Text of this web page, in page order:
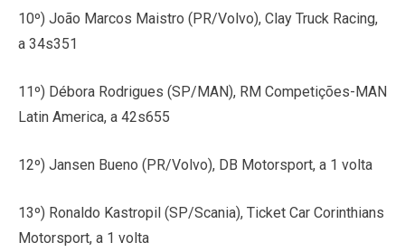
10º) João Marcos Maistro (PR/Volvo), Clay Truck Racing,
a 34s351
11º) Débora Rodrigues (SP/MAN), RM Competições-MAN
Latin America, a 42s655
12º) Jansen Bueno (PR/Volvo), DB Motorsport, a 1 volta
13º) Ronaldo Kastropil (SP/Scania), Ticket Car Corinthians
Motorsport, a 1 volta